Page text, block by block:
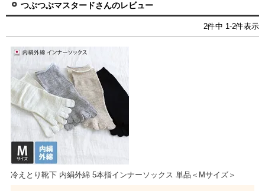
つぶつぶマスタードさんのレビュー
2件中 1-2件表示
冷えとり靴下 内絹外綿 5本指インナーソックス 単品＜Mサイズ＞